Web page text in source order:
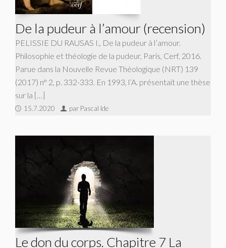
De la pudeur à l’amour (recension)
PELISSIE DU RAUSAS I., De la pudeur à l’amour.
Philosophie et théologie de la pudeur, Paris, Cerf, 2016.
Parue dans la Nouvelle Revue Théologique (NRT) 139
(2017) n° 2, p. 332-333. En 1993, l’A. présentait une thèse
sur la […]
15.7.2020 par Pascal Ide
Le don du corps. Chapitre 7 La